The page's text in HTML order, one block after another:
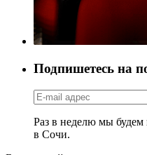
Подпишетесь на
Раз в неделю мы будем
в Сочи.